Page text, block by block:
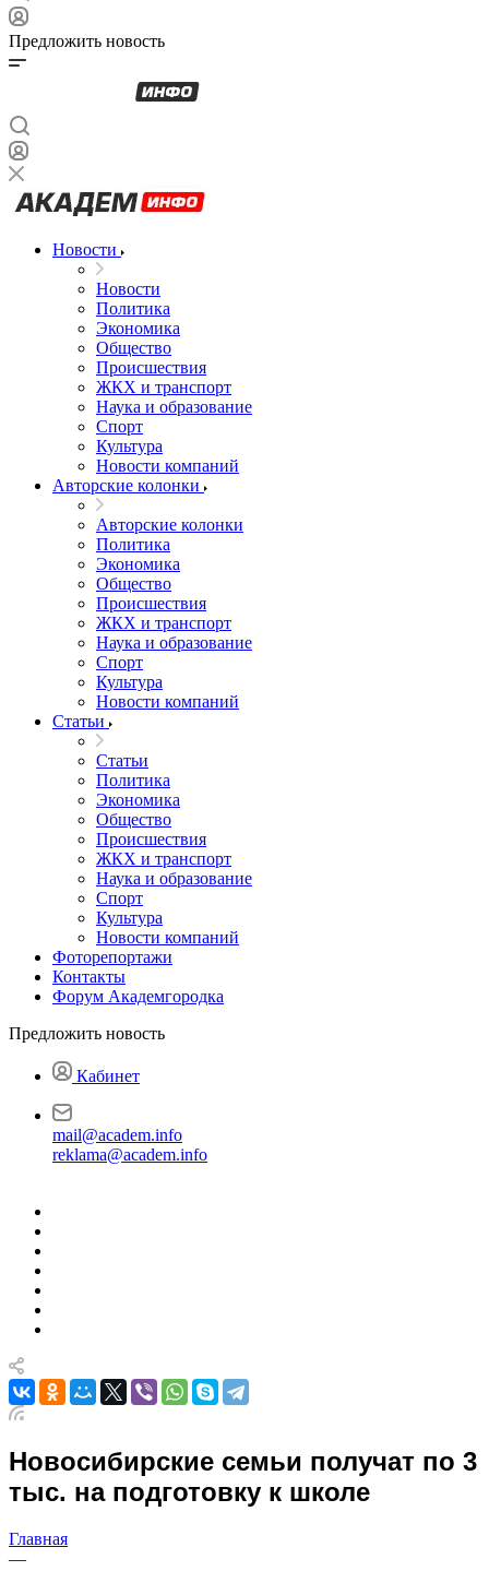
Предложить новость
Новости
Новости
Политика
Экономика
Общество
Происшествия
ЖКХ и транспорт
Наука и образование
Спорт
Культура
Новости компаний
Авторские колонки
Авторские колонки
Политика
Экономика
Общество
Происшествия
ЖКХ и транспорт
Наука и образование
Спорт
Культура
Новости компаний
Статьи
Статьи
Политика
Экономика
Общество
Происшествия
ЖКХ и транспорт
Наука и образование
Спорт
Культура
Новости компаний
Фоторепортажи
Контакты
Форум Академгородка
Предложить новость
Кабинет
mail@academ.info
reklama@academ.info
Новосибирские семьи получат по 3
тыс. на подготовку к школе
Главная
—